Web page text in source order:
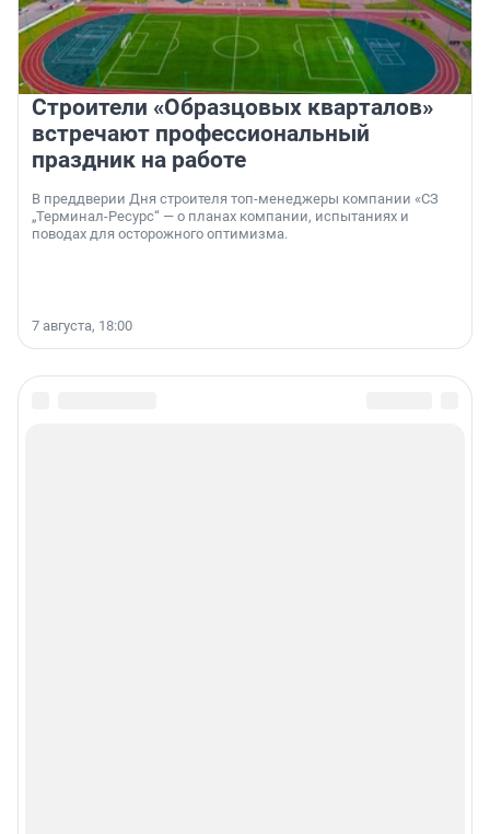
Строители «Образцовых кварталов»
встречают профессиональный
праздник на работе
В преддверии Дня строителя топ-менеджеры компании «СЗ
„Терминал-Ресурс“ — о планах компании, испытаниях и
поводах для осторожного оптимизма.
7 августа, 18:00